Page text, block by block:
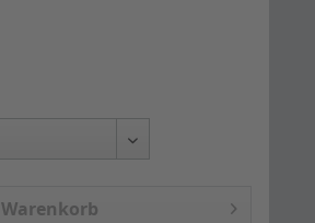
Warenkorb